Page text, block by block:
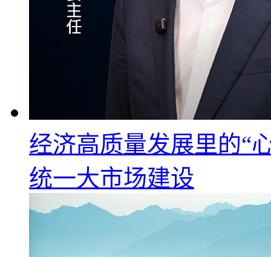
经济高质量发展里的“
统一大市场建设